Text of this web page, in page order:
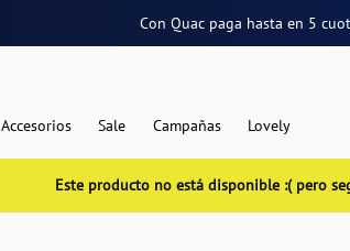
Con Quac paga hasta en 5
Accesorios Sale Campañas Lovely
Este producto no está disponible :( pero